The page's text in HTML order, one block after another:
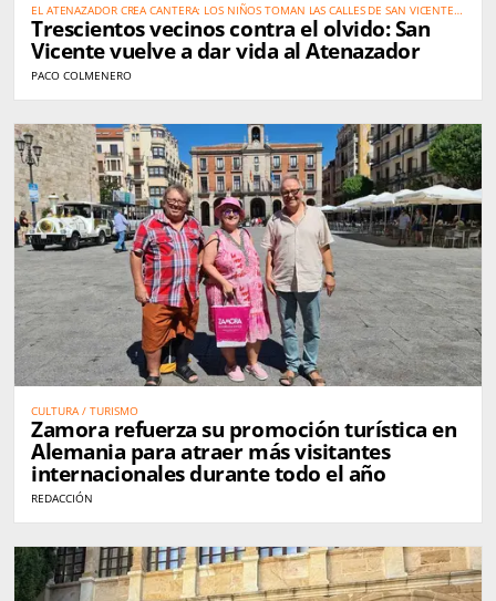
EL ATENAZADOR CREA CANTERA: LOS NIÑOS TOMAN LAS CALLES DE SAN VICENTE
PARA SALVAR UNA TRADICIÓN
Trescientos vecinos contra el olvido: San
Vicente vuelve a dar vida al Atenazador
PACO COLMENERO
CULTURA / TURISMO
Zamora refuerza su promoción turística en
Alemania para atraer más visitantes
internacionales durante todo el año
REDACCIÓN